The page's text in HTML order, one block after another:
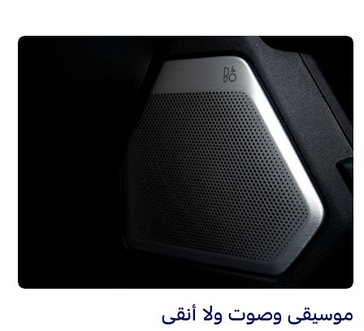
موسيقى وصوت ولا أنقى